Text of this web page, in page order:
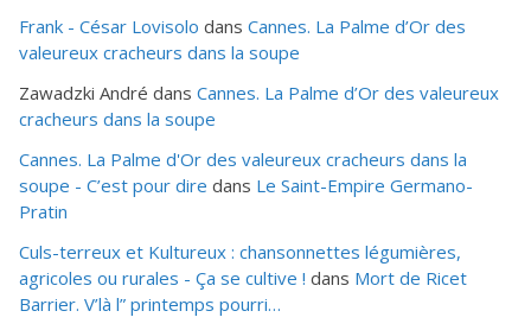
Frank - César Lovisolo dans Cannes. La Palme d’Or des
valeureux cracheurs dans la soupe
Zawadzki André dans Cannes. La Palme d’Or des valeureux
cracheurs dans la soupe
Cannes. La Palme d'Or des valeureux cracheurs dans la
soupe - C’est pour dire dans Le Saint-Empire Germano-
Pratin
Culs-terreux et Kultureux : chansonnettes légumières,
agricoles ou rurales - Ça se cultive ! dans Mort de Ricet
Barrier. V’là l” printemps pourri…